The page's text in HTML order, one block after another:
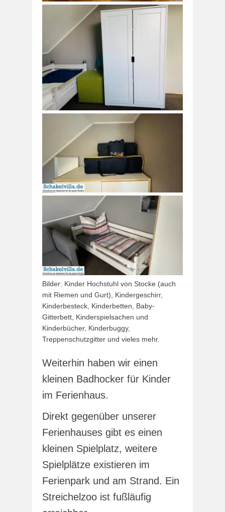
Bilder: Kinder Hochstuhl von Stocke (auch
mit Riemen und Gurt), Kindergeschirr,
Kinderbesteck, Kinderbetten, Baby-
Gitterbett, Kinderspielsachen und
Kinderbücher, Kinderbuggy,
Treppenschutzgitter und vieles mehr.
Weiterhin haben wir einen
kleinen Badhocker für Kinder
im Ferienhaus.
Direkt gegenüber unserer
Ferienhauses gibt es einen
kleinen Spielplatz, weitere
Spielplätze existieren im
Ferienpark und am Strand. Ein
Streichelzoo ist fußläufig